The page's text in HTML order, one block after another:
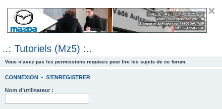
e
..: Tutoriels (Mz5) :..
Vous n’avez pas les permissions requises pour lire les sujets de ce forum.
CONNEXION • S’ENREGISTRER
Nom d’utilisateur :